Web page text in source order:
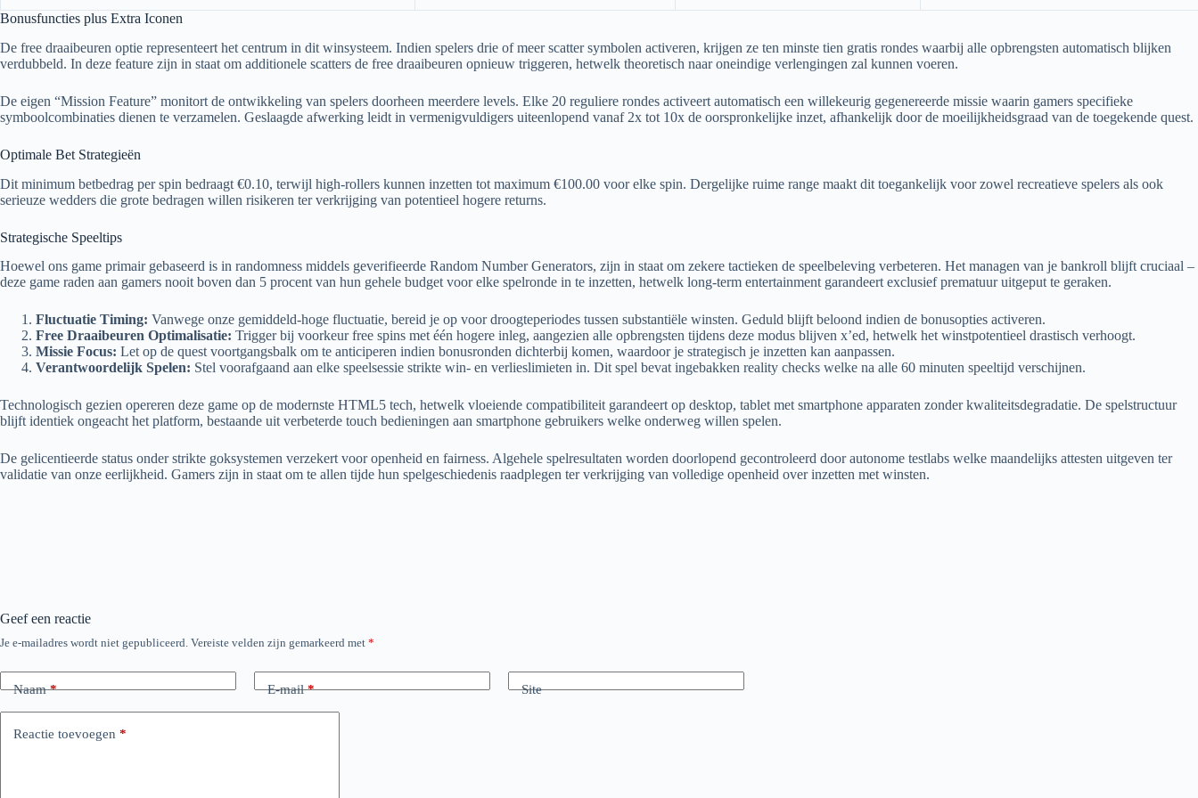
Bonusfuncties plus Extra Iconen
De free draaibeuren optie representeert het centrum in dit winsysteem. Indien spelers drie of meer scatter symbolen activeren, krijgen ze ten minste tien gratis rondes waarbij alle opbrengsten automatisch blijken
verdubbeld. In deze feature zijn in staat om additionele scatters de free draaibeuren opnieuw triggeren, hetwelk theoretisch naar oneindige verlengingen zal kunnen voeren.
De eigen “Mission Feature” monitort de ontwikkeling van spelers doorheen meerdere levels. Elke 20 reguliere rondes activeert automatisch een willekeurig gegenereerde missie waarin gamers specifieke
symboolcombinaties dienen te verzamelen. Geslaagde afwerking leidt in vermenigvuldigers uiteenlopend vanaf 2x tot 10x de oorspronkelijke inzet, afhankelijk door de moeilijkheidsgraad van de toegekende quest.
Optimale Bet Strategieën
Dit minimum betbedrag per spin bedraagt €0.10, terwijl high-rollers kunnen inzetten tot maximum €100.00 voor elke spin. Dergelijke ruime range maakt dit toegankelijk voor zowel recreatieve spelers als ook
serieuze wedders die grote bedragen willen risikeren ter verkrijging van potentieel hogere returns.
Strategische Speeltips
Hoewel ons game primair gebaseerd is in randomness middels geverifieerde Random Number Generators, zijn in staat om zekere tactieken de speelbeleving verbeteren. Het managen van je bankroll blijft cruciaal –
deze game raden aan gamers nooit boven dan 5 procent van hun gehele budget voor elke spelronde in te inzetten, hetwelk long-term entertainment garandeert exclusief prematuur uitgeput te geraken.
Fluctuatie Timing: Vanwege onze gemiddeld-hoge fluctuatie, bereid je op voor droogteperiodes tussen substantiële winsten. Geduld blijft beloond indien de bonusopties activeren.
Free Draaibeuren Optimalisatie: Trigger bij voorkeur free spins met één hogere inleg, aangezien alle opbrengsten tijdens deze modus blijven x’ed, hetwelk het winstpotentieel drastisch verhoogt.
Missie Focus: Let op de quest voortgangsbalk om te anticiperen indien bonusronden dichterbij komen, waardoor je strategisch je inzetten kan aanpassen.
Verantwoordelijk Spelen: Stel voorafgaand aan elke speelsessie strikte win- en verlieslimieten in. Dit spel bevat ingebakken reality checks welke na alle 60 minuten speeltijd verschijnen.
Technologisch gezien opereren deze game op de modernste HTML5 tech, hetwelk vloeiende compatibiliteit garandeert op desktop, tablet met smartphone apparaten zonder kwaliteitsdegradatie. De spelstructuur
blijft identiek ongeacht het platform, bestaande uit verbeterde touch bedieningen aan smartphone gebruikers welke onderweg willen spelen.
De gelicentieerde status onder strikte goksystemen verzekert voor openheid en fairness. Algehele spelresultaten worden doorlopend gecontroleerd door autonome testlabs welke maandelijks attesten uitgeven ter
validatie van onze eerlijkheid. Gamers zijn in staat om te allen tijde hun spelgeschiedenis raadplegen ter verkrijging van volledige openheid over inzetten met winsten.
Geef een reactie
Je e-mailadres wordt niet gepubliceerd. Vereiste velden zijn gemarkeerd met *
Naam* E-mail* Site
Reactie toevoegen *